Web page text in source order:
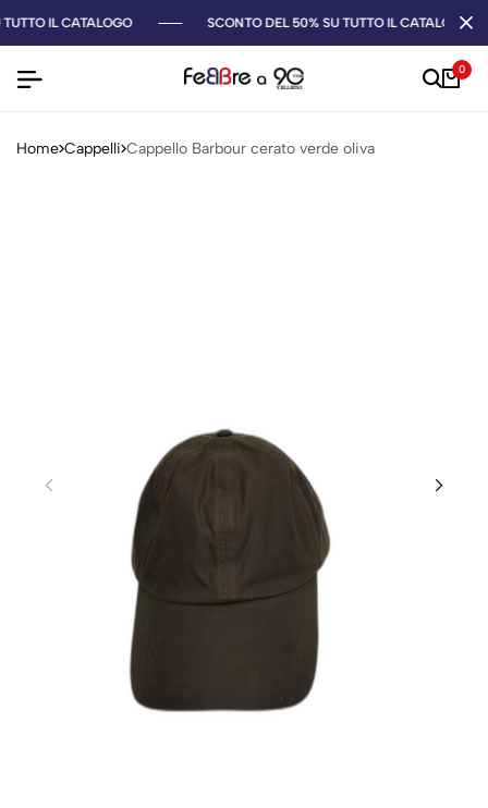
IL CATALOGO SCONTO DEL 50% SU TUTTO IL CATALOGO
0
Home Cappelli Cappello Barbour cerato verde oliva